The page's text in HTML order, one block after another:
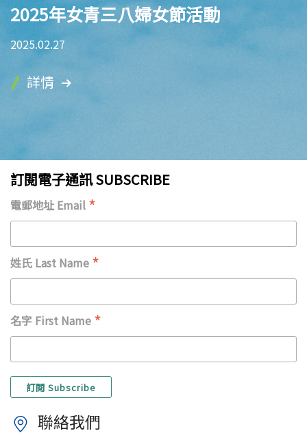
2025年女青三八婦女節活動
2025.02.27
詳情
訂閱電子通訊 SUBSCRIBE
電郵地址 Email *
姓氏 Last Name *
名字 First Name *
聯絡我們